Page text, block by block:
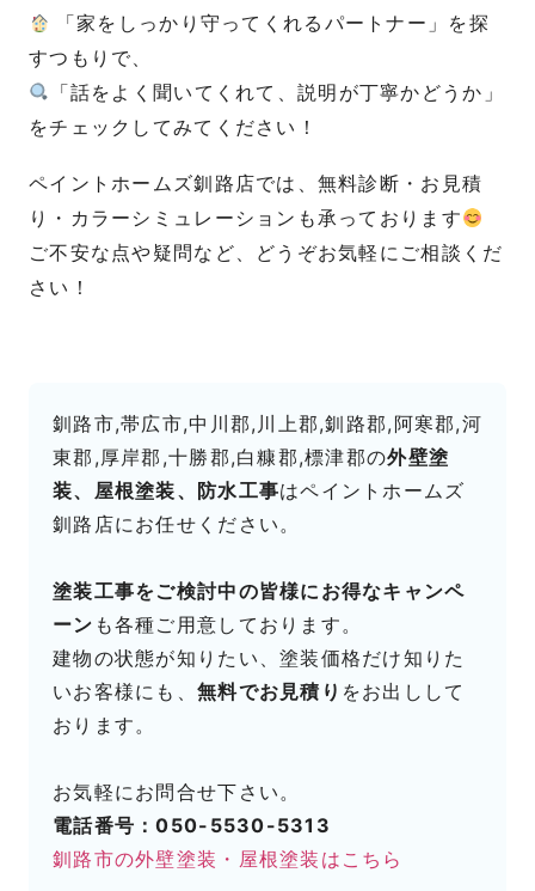
「家をしっかり守ってくれるパートナー」を探
すつもりで、
「話をよく聞いてくれて、説明が丁寧かどうか」
をチェックしてみてください！
ペイントホームズ釧路店では、無料診断・お見積
り・カラーシミュレーションも承っております
ご不安な点や疑問など、どうぞお気軽にご相談くだ
さい！
釧路市,帯広市,中川郡,川上郡,釧路郡,阿寒郡,河
東郡,厚岸郡,十勝郡,白糠郡,標津郡の外壁塗
装、屋根塗装、防水工事はペイントホームズ
釧路店にお任せください。
塗装工事をご検討中の皆様にお得なキャンペ
ーン も各種ご用意しております。
建物の状態が知りたい、塗装価格だけ知りた
いお客様にも、 無料でお見積り をお出しして
おります。
お気軽にお問合せ下さい。
電話番号：050-5530-5313
釧路市の外壁塗装・屋根塗装はこちら